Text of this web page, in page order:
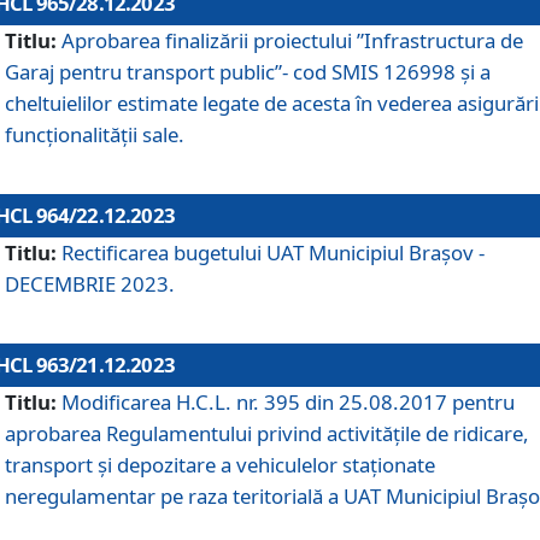
Titlu: Aprobarea finalizării proiectului ”Infrastructura de
Garaj pentru transport public”- cod SMIS 126998 și a
cheltuielilor estimate legate de acesta în vederea
funcționalității sale.
964/22.12.2023
Titlu: Rectificarea bugetului UAT Municipiul Braşov -
DECEMBRIE 2023.
963/21.12.2023
Titlu: Modificarea H.C.L. nr. 395 din 25.08.2017 pentru
aprobarea Regulamentului privind activitățile de ridicare,
transport şi depozitare a vehiculelor staționate
neregulamentar pe raza teritorială a UAT Municipiul